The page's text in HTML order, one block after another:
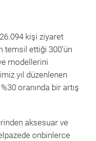
kişi ziyaret
temsil ettiği 300’ün
modellerini
yıl düzenlenen
oranında bir artış
aksesuar ve
onbinlerce